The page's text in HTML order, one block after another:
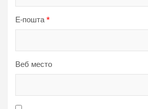
Е-пошта*
Веб место